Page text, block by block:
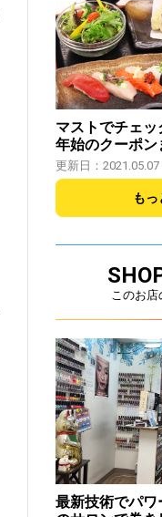
マストでチェ
年始のクーポン
更新日：2021.05.07
もっ
このお店
最新技術でパワ